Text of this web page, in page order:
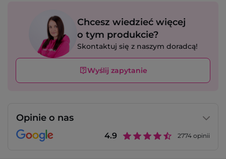
Chcesz wiedzieć więcej
o tym produkcie?
Skontaktuj się z naszym doradcą!
Wyślij zapytanie
Opinie o nas
4.9 2774 opinii